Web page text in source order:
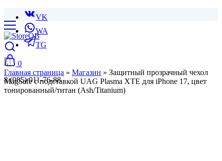
VK
WA
TG
8 (985) 011-76-88
0
Главная страница » Магазин » Защитный прозрачный чехол
MagSafe с подставкой UAG Plasma XTE для iPhone 17, цвет
тонированный/титан (Ash/Titanium)